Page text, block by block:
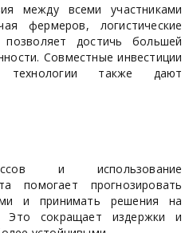
между всеми участниками
фермеров, логистические
достичь большей
Совместные инвестиции
также дают
и использование
помогает прогнозировать
и принимать решения на
Это сокращает издержки и